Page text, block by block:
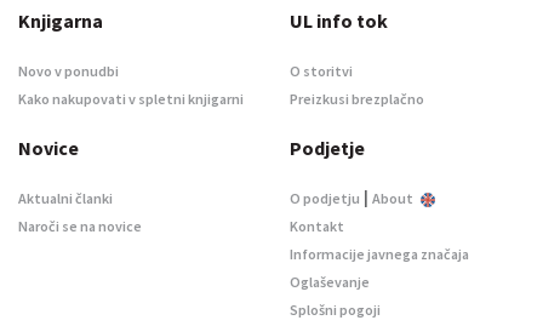
Knjigarna
Novo v ponudbi
Kako nakupovati v spletni knjigarni
UL info tok
O storitvi
Preizkusi brezplačno
Novice
Aktualni članki
Naroči se na novice
Podjetje
O podjetju | About
Kontakt
Informacije javnega značaja
Oglaševanje
Splošni pogoji